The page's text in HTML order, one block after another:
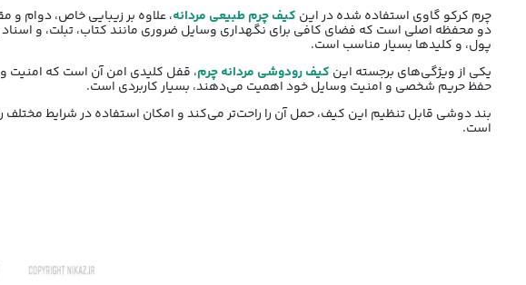
چرم کرکو گاوی استفاده شده در این کیف چرم طبیعی مردانه
دو محفظه اصلی است که فضای کافی برای نگهداری وسایل ضروری مانند کتاب، تبلت، و
پول، و کلیدها بسیار مناسب است.
یکی از ویژگی‌های برجسته این کیف رودوشی مردانه چرم، قفل کلیدی امن آن است که امنیت
حفظ حریم شخصی و امنیت وسایل خود اهمیت می‌دهند، بسیار کاربردی است.
است.